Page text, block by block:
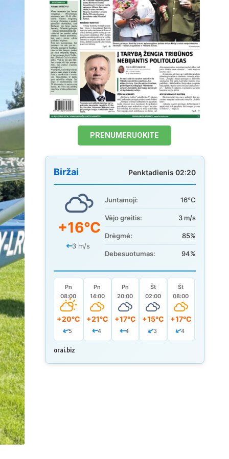
PRENUMERUOKITE
Biržai Penktadienis 02:20
+16°C
3 m/s
Juntamoji: 16°C
Vėjo greitis: 3 m/s
Drėgmė: 85%
Debesuotumas: 94%
Pn
08:00
+20°C
5
Pn
14:00
+21°C
4
Pn
20:00
+17°C
4
Št
02:00
+15°C
3
Št
08:00
+17°C
4
orai.biz